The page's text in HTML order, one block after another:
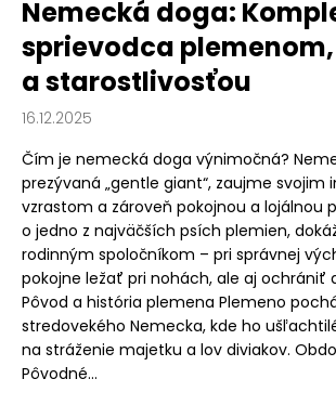
Nemecká doga:
sprievodca
a starostlivosťou
16.12.2025
Čím je nemecká doga výnimočná?
prezývaná „gentle giant“, zaujme svojim
vzrastom a zároveň pokojnou a lojálnou
o jedno z najväčších psích plemien,
rodinným spoločníkom – pri správnej
pokojne ležať pri nohách, ale aj ochrániť
Pôvod a história plemena Plemeno
stredovekého Nemecka, kde ho
na stráženie majetku a lov diviakov.
Pôvodné...